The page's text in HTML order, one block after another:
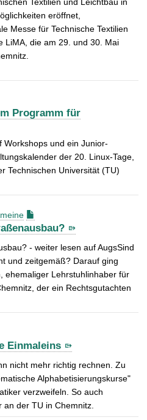
eröffnet,
Messe für Technische Textilien
LiMA, die am 29. und 30. Mai
Programm für
Workshops und ein Junior-
der 20. Linux-Tage,
Technischen Universität (TU)
- weiter lesen auf AugsSind
und zeitgemäß? Darauf ging
ehemaliger Lehrstuhlinhaber für
der ein Rechtsgutachten
Einmaleins
nicht mehr richtig rechnen. Zu
Alphabetisierungskurse"
verzweifeln. So auch
der TU in Chemnitz.